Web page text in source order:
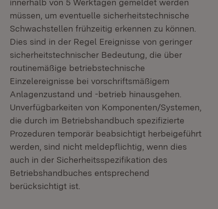
innerhalb von 5 Werktagen gemeldet werden
müssen, um eventuelle sicherheitstechnische
Schwachstellen frühzeitig erkennen zu können.
Dies sind in der Regel Ereignisse von geringer
sicherheitstechnischer Bedeutung, die über
routinemäßige betriebstechnische
Einzelereignisse bei vorschriftsmäßigem
Anlagenzustand und -betrieb hinausgehen.
Unverfügbarkeiten von Komponenten/Systemen,
die durch im Betriebshandbuch spezifizierte
Prozeduren temporär beabsichtigt herbeigeführt
werden, sind nicht meldepflichtig, wenn dies
auch in der Sicherheitsspezifikation des
Betriebshandbuches entsprechend
berücksichtigt ist.